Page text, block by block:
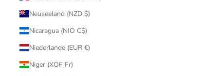
Neuseeland (NZD $)
Nicaragua (NIO C$)
Niederlande (EUR €)
Niger (XOF Fr)